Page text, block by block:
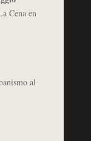
Cena en
al